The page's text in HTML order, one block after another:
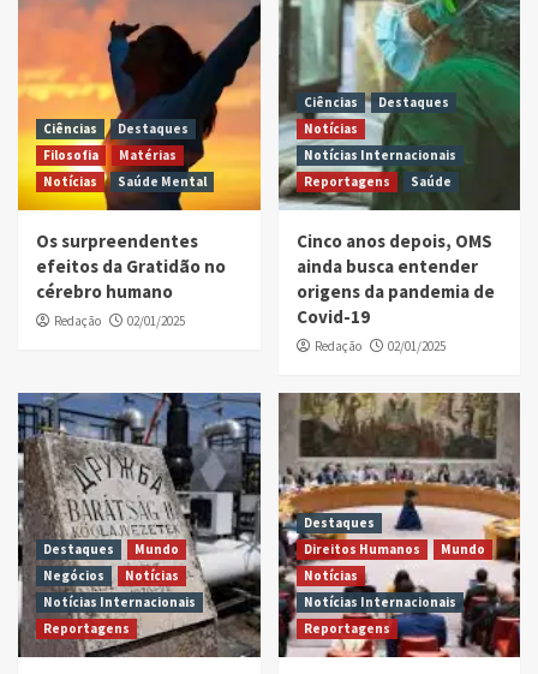
Ciências
Destaques
Filosofia
Matérias
Notícias
Saúde Mental
Os surpreendentes
efeitos da Gratidão no
cérebro humano
Redação 02/01/2025
Ciências
Destaques
Notícias
Notícias Internacionais
Reportagens
Saúde
Cinco anos depois, OMS
ainda busca entender
origens da pandemia de
Covid-19
Redação 02/01/2025
Destaques
Mundo
Negócios
Notícias
Notícias Internacionais
Reportagens
Destaques
Direitos Humanos
Mundo
Notícias
Notícias Internacionais
Reportagens